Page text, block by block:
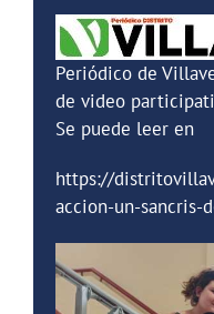
Periódico de
de video
Se puede leer en
https://
accion-un-sancris-